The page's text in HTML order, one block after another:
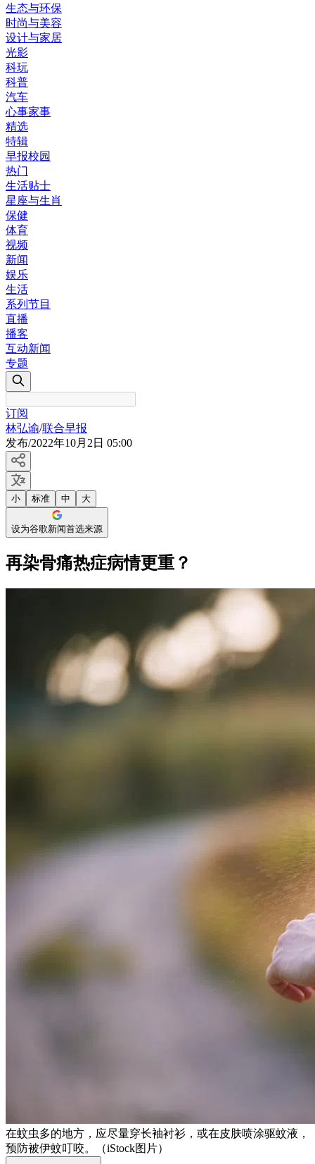
生态与环保
时尚与美容
设计与家居
光影
科玩
科普
汽车
心事家事
精选
特辑
早报校园
热门
生活贴士
星座与生肖
保健
体育
视频
新闻
娱乐
生活
系列节目
直播
播客
互动新闻
专题
订阅
林弘谕/联合早报
发布/2022年10月2日 05:00
小 标准 中 大
设为谷歌新闻首选来源
再染骨痛热症病情更重？
在蚊虫多的地方，应尽量穿长袖衬衫，或在皮肤喷涂驱蚊液，
预防被伊蚊叮咬。（iStock图片）